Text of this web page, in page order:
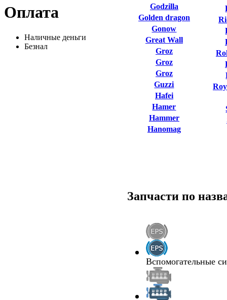
Оплата
Наличные деньги
Безнал
Godzilla
Golden dragon
Gonow
Great Wall
Groz
Groz
Groz
Guzzi
Hafei
Hamer
Hammer
Hanomag
Запчасти по
Вспомогательные